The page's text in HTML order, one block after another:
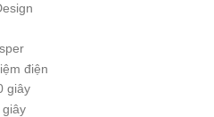
điện
giây